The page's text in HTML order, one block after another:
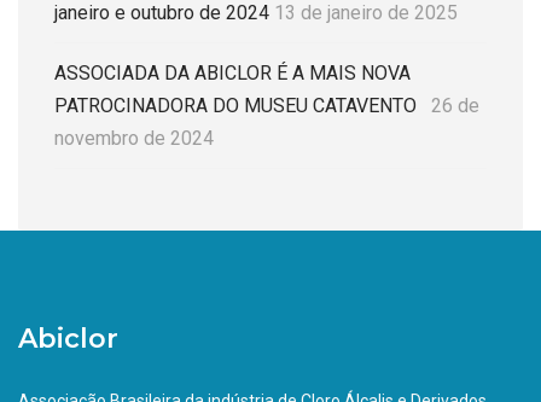
janeiro e outubro de 2024 13 de janeiro de 2025
ASSOCIADA DA ABICLOR É A MAIS NOVA
PATROCINADORA DO MUSEU CATAVENTO
26 de
novembro de 2024
Abiclor